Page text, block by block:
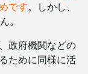
です。しかし、
。
政府機関などの
ために同様に活